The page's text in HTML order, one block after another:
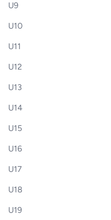
U9
U10
U11
U12
U13
U14
U15
U16
U17
U18
U19